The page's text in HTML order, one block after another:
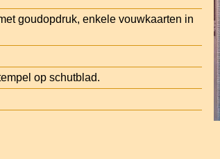
goudopdruk, enkele vouwkaarten in
op schutblad.